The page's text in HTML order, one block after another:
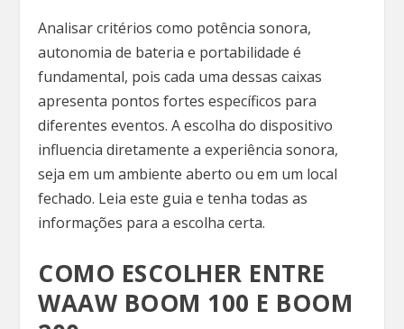
Analisar critérios como potência sonora,
autonomia de bateria e portabilidade é
fundamental, pois cada uma dessas caixas
apresenta pontos fortes específicos para
diferentes eventos. A escolha do dispositivo
influencia diretamente a experiência sonora,
seja em um ambiente aberto ou em um local
fechado. Leia este guia e tenha todas as
informações para a escolha certa.
COMO ESCOLHER ENTRE
WAAW BOOM 100 E BOOM